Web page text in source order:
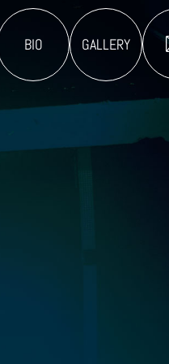
BIO GALLERY